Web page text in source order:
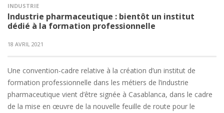
INDUSTRIE
Industrie pharmaceutique : bientôt un institut
dédié à la formation professionnelle
18 AVRIL 2021
Une convention-cadre relative à la création d’un institut de
formation professionnelle dans les métiers de l’industrie
pharmaceutique vient d’être signée à Casablanca, dans le cadre
de la mise en œuvre de la nouvelle feuille de route pour le